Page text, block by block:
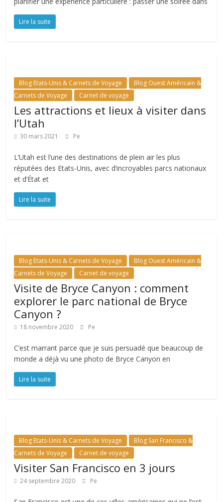
Lire la suite
Blog Etats-Unis & Carnets de Voyage
Blog Ouest Américain &
Carnets de Voyage
Carnet de voyage
Les attractions et lieux à visiter dans
l’Utah
30 mars 2021 Pe
L’Utah est l’une des destinations de plein air les plus
réputées des Etats-Unis, avec d’incroyables parcs nationaux
et d’État et
Lire la suite
Blog Etats-Unis & Carnets de Voyage
Blog Ouest Américain &
Carnets de Voyage
Carnet de voyage
Visite de Bryce Canyon : comment
explorer le parc national de Bryce
Canyon ?
18 novembre 2020 Pe
C’est marrant parce que je suis persuadé que beaucoup de
monde a déjà vu une photo de Bryce Canyon en
Lire la suite
Blog Etats-Unis & Carnets de Voyage
Blog San Francisco &
Carnets de Voyage
Carnet de voyage
Visiter San Francisco en 3 jours
24 septembre 2020 Pe